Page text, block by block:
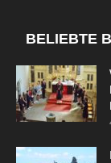
BELIEBTE